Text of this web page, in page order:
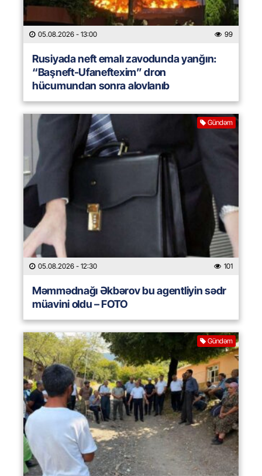
05.08.2026 - 13:00 99
Rusiyada neft emalı zavodunda yanğın:
“Başneft-Ufaneftexim” dron
hücumundan sonra alovlanıb
Gündəm
05.08.2026 - 12:30 101
Məmmədnağı Əkbərov bu agentliyin sədr
müavini oldu – FOTO
Gündəm